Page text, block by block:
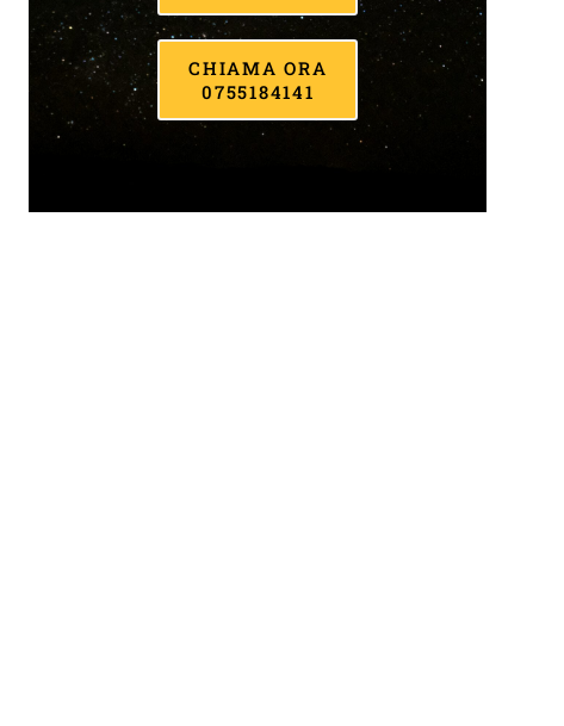
CHIAMA ORA
0755184141